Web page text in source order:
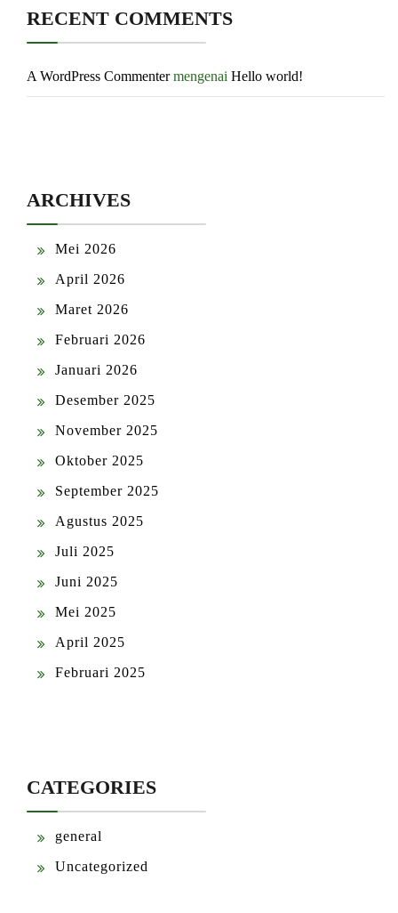
RECENT COMMENTS
A WordPress Commentermengenai Hello world!
ARCHIVES
Mei 2026
April 2026
Maret 2026
Februari 2026
Januari 2026
Desember 2025
November 2025
Oktober 2025
September 2025
Agustus 2025
Juli 2025
Juni 2025
Mei 2025
April 2025
Februari 2025
CATEGORIES
general
Uncategorized